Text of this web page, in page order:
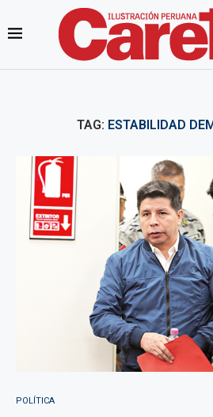
TAG: ESTABILIDAD
POLÍTICA